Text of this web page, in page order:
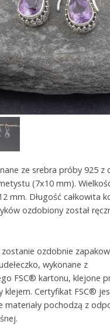
ze srebra próby 925 z
(7x10 mm).
mm. Długość całkowita
ozdobiony został
ozdobnie
wykonane z
FSC® kartonu, klejone
klejem. Certyfikat FSC®
materiały pochodzą z